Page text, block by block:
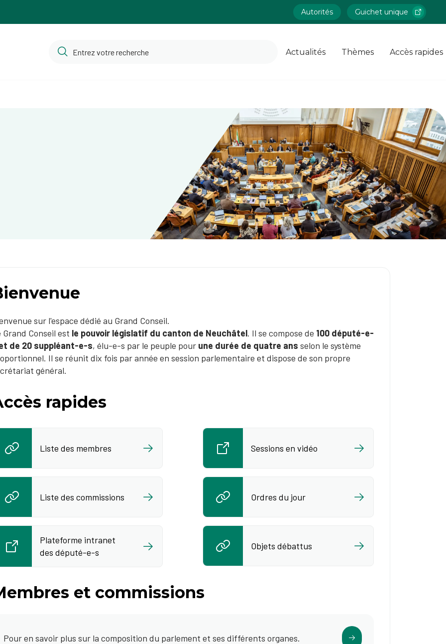
Autorités Guichet unique
Actualités Thèmes Accès rapides
sur l'espace dédié au Grand Conseil.
Grand Conseil est le pouvoir législatif du canton de Neuchâtel. Il se compose de 100 député-e-
de 20 suppléant-e-s, élu-e-s par le peuple pour une durée de quatre ans selon le système
Il se réunit dix fois par année en session parlementaire et dispose de son propre
général.
rapides
Liste des membres
Liste des commissions
Plateforme intranet
des député-e-s
Sessions en vidéo
Ordres du jour
Objets débattus
et commissions
Pour en savoir plus sur la composition du parlement et ses différents organes.